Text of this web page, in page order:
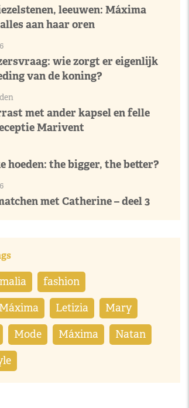
leeuwen: Máxima
aan haar oren
wie zorgt er eigenlijk
van de koning?
met ander kapsel en felle
Marivent
hoeden: the bigger, the better?
met Catherine – deel 3
fashion
Letizia Mary
Mode Máxima Natan